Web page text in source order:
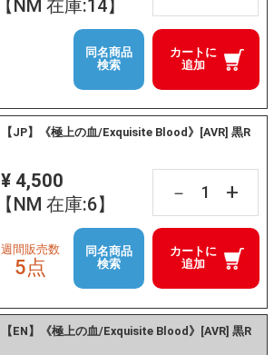
【NM 在庫:14】
カートに
追加
同名商品
検索
【JP】《極上の血/Exquisite Blood》[AVR] 黒R
¥ 4,500
【NM 在庫:6】
－ +
カートに
追加
週間販売数
5点
同名商品
検索
【EN】《極上の血/Exquisite Blood》[AVR] 黒R